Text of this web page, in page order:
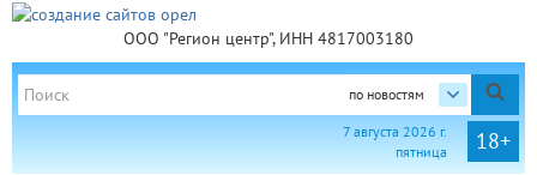
ООО "Регион центр", ИНН 4817003180
по новостям
18+
7 августа 2026 г.
пятница